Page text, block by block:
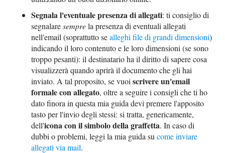
Segnala l'eventuale presenza di allegati: ti consiglio di
segnalaresemprela presenza di eventuali allegati
nell'email (soprattutto sealleghi file di grandi dimensioni)
indicando il loro contenuto e le loro dimensioni (se sono
troppo pesanti): il destinatario ha il diritto di sapere cosa
visualizzerà quando aprirà il documento che gli hai
inviato. A tal proposito, se vuoiscrivere un'email
formale con allegato, oltre a seguire i consigli che ti ho
dato finora in questa mia guida devi premere l'apposito
tasto per l'invio degli stessi: si tratta, genericamente,
dell'icona con il simbolo della graffetta. In caso di
dubbi o problemi, leggi la mia guida sucome inviare
allegati via mail.